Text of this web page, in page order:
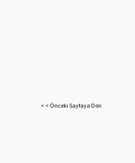
< < Önceki Sayfaya Dön